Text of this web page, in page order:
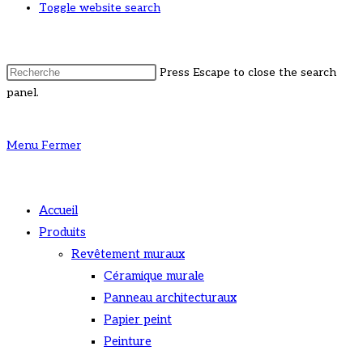
Toggle website search
Press Escape to close the search
panel.
Menu Fermer
Accueil
Produits
Revêtement muraux
Céramique murale
Panneau architecturaux
Papier peint
Peinture